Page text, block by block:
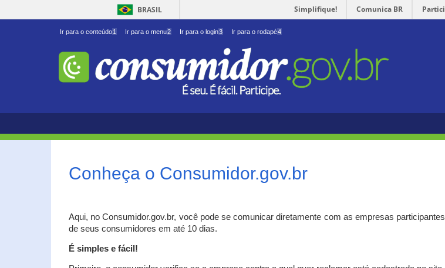
BRASIL Simplifique! Comunica BR
Ir para o conteúdo1 Ir para o menu2 Ir para o login3 Ir para o rodapé4
Conheça o Consumidor.gov.br
Aqui, no Consumidor.gov.br, você pode se comunicar diretamente com as empresas
de seus consumidores em até 10 dias.
É simples e fácil!